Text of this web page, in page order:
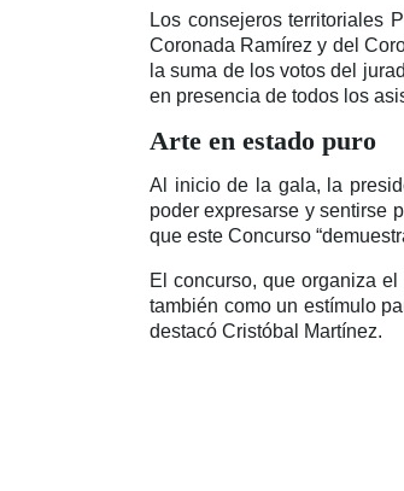
Los consejeros territoriales
Coronada Ramírez y del
la suma de los votos del
en presencia de todos los
Arte en estado puro
Al inicio de la gala, la
poder expresarse y sentirse
que este Concurso
El concurso, que organiza
también como un estímulo
destacó Cristóbal Martínez.